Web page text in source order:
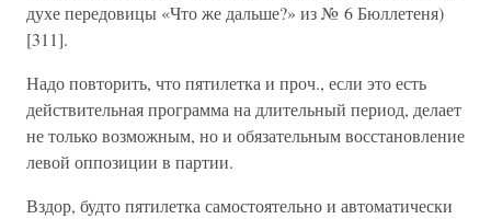
духе передовицы «Что же дальше?» из № 6 Бюллетеня)
[311].
Надо повторить, что пятилетка и проч., если это есть
действительная программа на длительный период, делает
не только возможным, но и обязательным восстановление
левой оппозиции в партии.
Вздор, будто пятилетка самостоятельно и автоматически